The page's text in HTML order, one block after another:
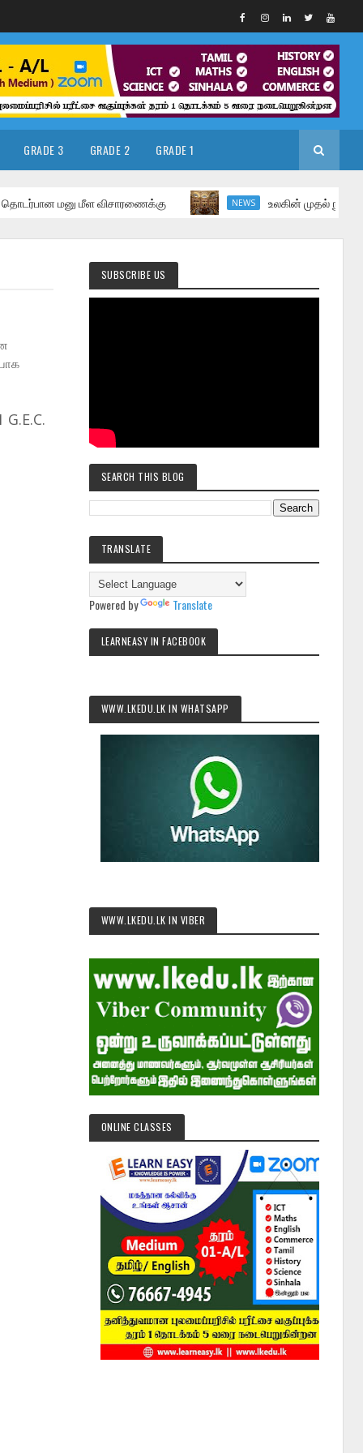
GRADE 3 GRADE 2 GRADE 1
மனு மீள விசாரணைக்கு NEWS உலகின் முதல் நூலகம் எங்கு
SUBSCRIBE US
SEARCH THIS BLOG
TRANSLATE
Powered by Translate
LEARNEASY IN FACEBOOK
WWW.LKEDU.LK IN WHATSAPP
WWW.LKEDU.LK IN VIBER
ONLINE CLASSES